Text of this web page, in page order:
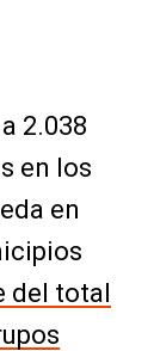
2.038
en los
en
del total